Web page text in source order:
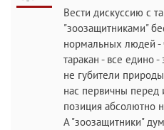
Вести дискуссию с
"зоозащитниками"
нормальных людей -
таракан - все едино
не губители
нас первичны перед
позиция абсолютно
А "зоозащитники"